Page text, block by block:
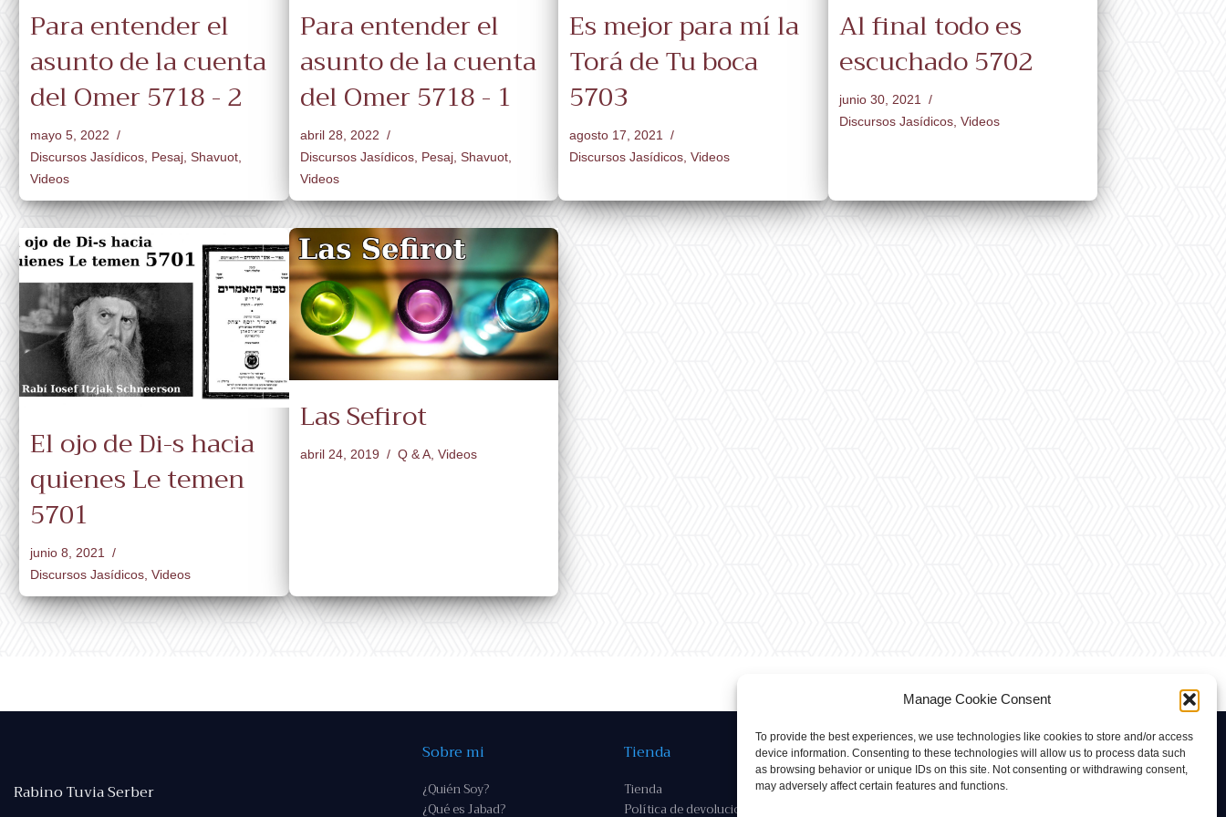
Manage Cookie Consent
To provide the best experiences, we use technologies like cookies to store and/or access
device information. Consenting to these technologies will allow us to process data such
as browsing behavior or unique IDs on this site. Not consenting or withdrawing consent,
may adversely affect certain features and functions.
Para entender el
asunto de la cuenta
del Omer 5718 - 2
mayo 5, 2022
Discursos Jasídicos Pesaj Shavuot
Videos
Para entender el
asunto de la cuenta
del Omer 5718 - 1
abril 28, 2022
Discursos Jasídicos, Pesaj, Shavuot,
Videos
Es mejor para mí la
Torá de Tu boca
5703
agosto 17, 2021
Discursos Jasídicos Videos
Al final todo es
escuchado 5702
junio 30, 2021
Discursos Jasídicos, Videos
El ojo de Di-s hacia
quienes Le temen
5701
junio 8, 2021
Discursos Jasídicos Videos
Las Sefirot
abril 24, 2019 Q & A, Videos
Rabino Tuvia Serber
Sobre mi
¿Quién Soy?
¿Qué es Jabad?
Tienda
Tienda
Política de devoluciones y
Contacto
rab@tuviaserber.com